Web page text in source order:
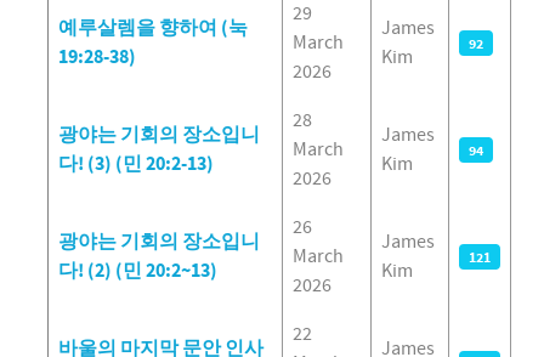
예루살렘을 향하여 (눅
19:28-38)
29
March
2026
James
Kim
92
광야는 기회의 장소입니
다! (3) (민 20:2-13)
28
March
2026
James
Kim
94
광야는 기회의 장소입니
다! (2) (민 20:2~13)
26
March
2026
James
Kim
121
바울의 마지막 문안 인사
22
James